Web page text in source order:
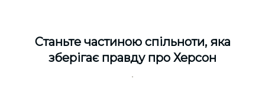
Cтаньте частиною спільноти, яка
зберігає правду про Херсон